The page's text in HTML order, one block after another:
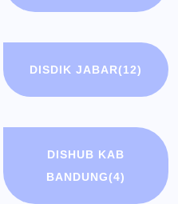
DISDIK JABAR(12)
DISHUB KAB
BANDUNG(4)